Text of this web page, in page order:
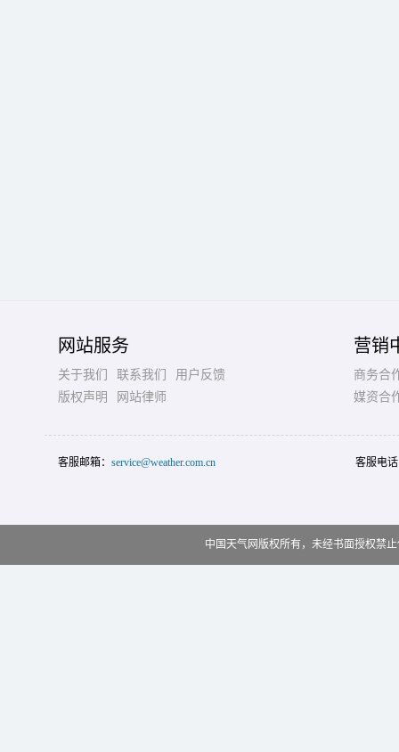
网站服务
关于我们 联系我们
用户反馈
版权声明
网站律师
营销
商务合
媒资合
客服邮箱： service@weather.com.cn 客服电
中国天气网版权所有，未经书面授权